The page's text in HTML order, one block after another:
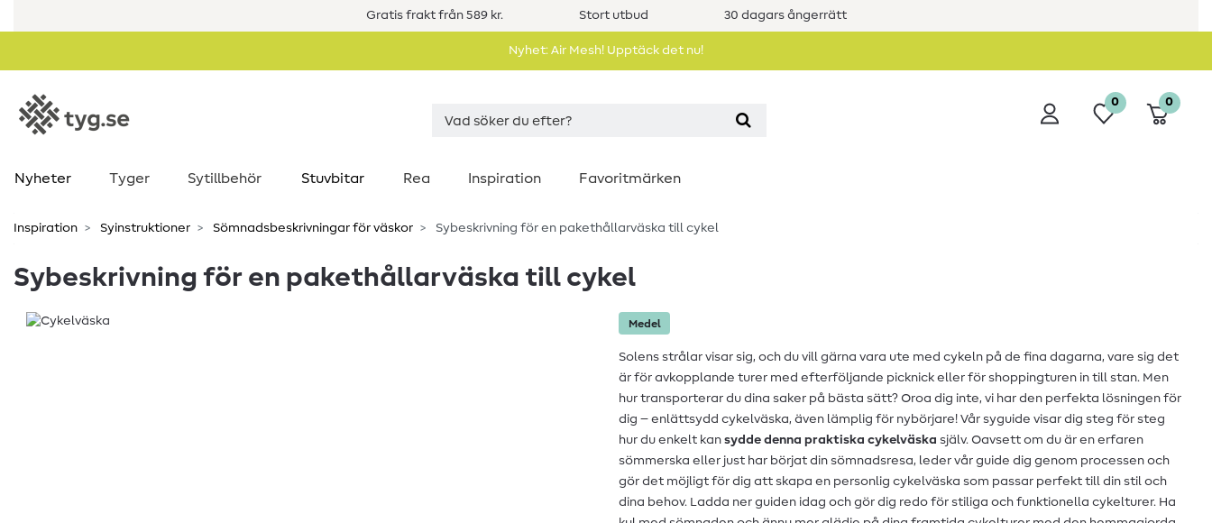
Gratis frakt från 589 kr. Stort utbud 30 dagars ångerrätt
Nyhet: Air Mesh! Upptäck det nu!
0 0
Nyheter Tyger Sytillbehör Stuvbitar Rea Inspiration Favoritmärken
Inspiration Syinstruktioner Sömnadsbeskrivningar för väskor Sybeskrivning för en pakethållarväska till cykel
Sybeskrivning för en pakethållarväska till cykel
Medel
Solens strålar visar sig, och du vill gärna vara ute med cykeln på de fina dagarna, vare sig det
är för avkopplande turer med efterföljande picknick eller för shoppingturen in till stan. Men
hur transporterar du dina saker på bästa sätt? Oroa dig inte, vi har den perfekta lösningen för
dig – enlättsydd cykelväska, även lämplig för nybörjare! Vår syguide visar dig steg för steg
hur du enkelt kan sydde denna praktiska cykelväska själv. Oavsett om du är en erfaren
sömmerska eller just har börjat din sömnadsresa, leder vår guide dig genom processen och
gör det möjligt för dig att skapa en personlig cykelväska som passar perfekt till din stil och
dina behov. Ladda ner guiden idag och gör dig redo för stiliga och funktionella cykelturer. Ha